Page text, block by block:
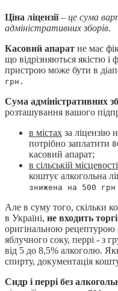
Ціна ліцензії– це сума
адміністративних зборів.
Касовий апарат не має
що відрізняються якістю і
пристрою може бути в
грн.
Сума адміністративних
розташування вашого
в містах за ліцензію
потрібно заплатити
касовий апарат;
в сільській місцевості
коштує алкогольна
знижена на 500 грн
Але в суму того, скільки
в Україні, не входить
оригінальною рецептурою
яблучного соку, перрі - з
від 5 до 8,5% алкоголю.
спирту, документація
Сидр і перрі без